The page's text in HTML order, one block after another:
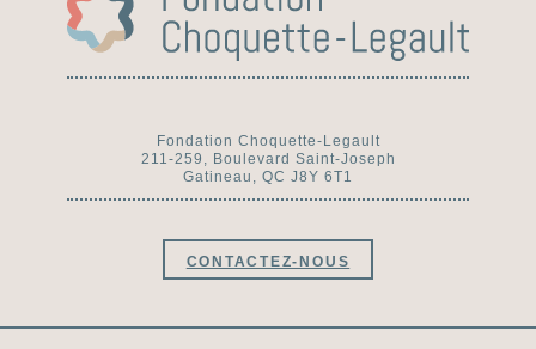
Fondation Choquette-Legault
211-259, Boulevard Saint-Joseph
Gatineau, QC J8Y 6T1
CONTACTEZ-NOUS